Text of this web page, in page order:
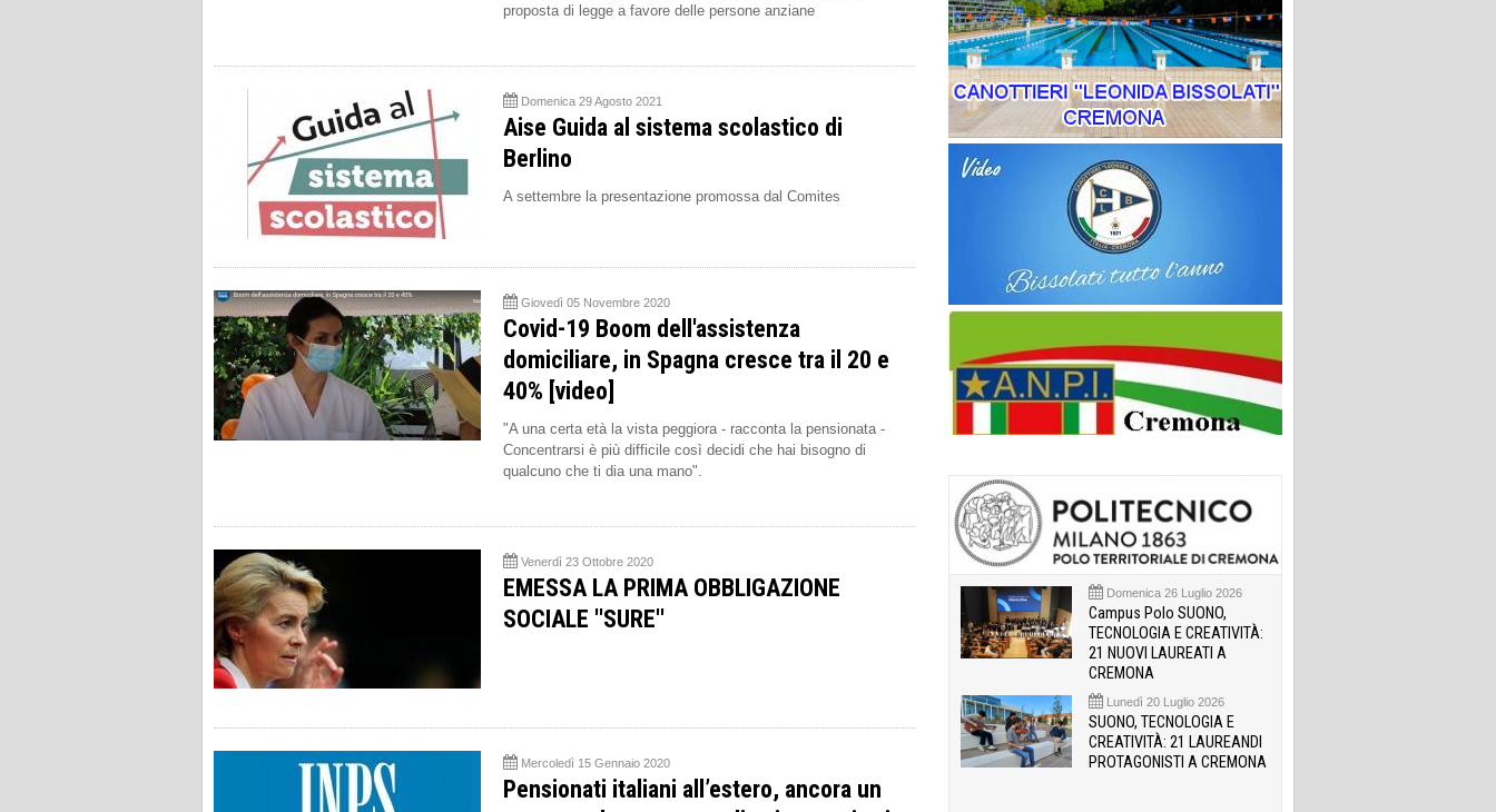
proposta di legge a favore delle persone anziane
Domenica 29 Agosto 2021
Aise Guida al sistema scolastico di
Berlino
A settembre la presentazione promossa dal Comites
Giovedì 05 Novembre 2020
Covid-19 Boom dell'assistenza
domiciliare, in Spagna cresce tra il 20 e
40% [video]
"A una certa età la vista peggiora - racconta la pensionata -
Concentrarsi è più difficile così decidi che hai bisogno di
qualcuno che ti dia una mano".
Venerdì 23 Ottobre 2020
EMESSA LA PRIMA OBBLIGAZIONE
SOCIALE ''SURE''
Mercoledì 15 Gennaio 2020
Pensionati italiani all’estero, ancora un
Domenica 26 Luglio 2026
Campus Polo SUONO,
TECNOLOGIA E CREATIVITÀ:
21 NUOVI LAUREATI A
CREMONA
Lunedì 20 Luglio 2026
SUONO, TECNOLOGIA E
CREATIVITÀ: 21 LAUREANDI
PROTAGONISTI A CREMONA